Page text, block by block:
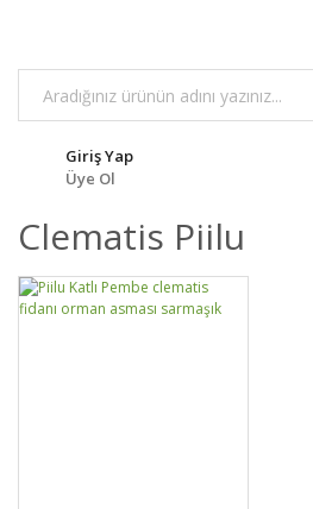
Giriş Yap
Üye Ol
Clematis Piilu